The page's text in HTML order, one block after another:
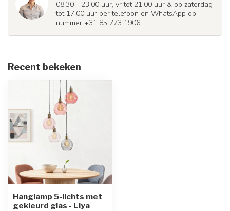
08.30 - 23.00 uur, vr tot 21.00 uur & op zaterdag
tot 17.00 uur per telefoon en WhatsApp op
nummer +31 85 773 1906
Recent bekeken
Hanglamp 5-lichts met
gekleurd glas - Liya